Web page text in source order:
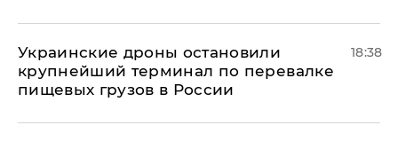
Украинские дроны остановили
крупнейший терминал по перевалке
пищевых грузов в России
18:38